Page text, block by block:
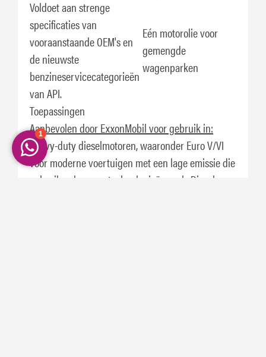
Voldoet aan strenge
specificaties van
vooraanstaande OEM's en
de nieuwste
benzineservicecategorieën
van API.
Eén motorolie voor
gemengde
wagenparken
Toepassingen
Aanbevolen door ExxonMobil voor gebruik in:
Heavy-duty dieselmotoren, waaronder Euro V/VI
voor moderne voertuigen met een lage emissie die
gebruikmaken van technologieën zoals Diesel